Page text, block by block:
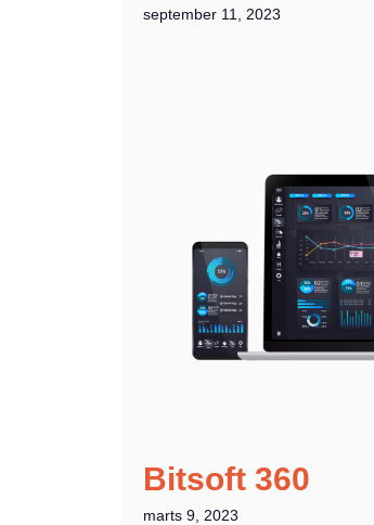
september 11, 2023
Bitsoft 360
marts 9, 2023